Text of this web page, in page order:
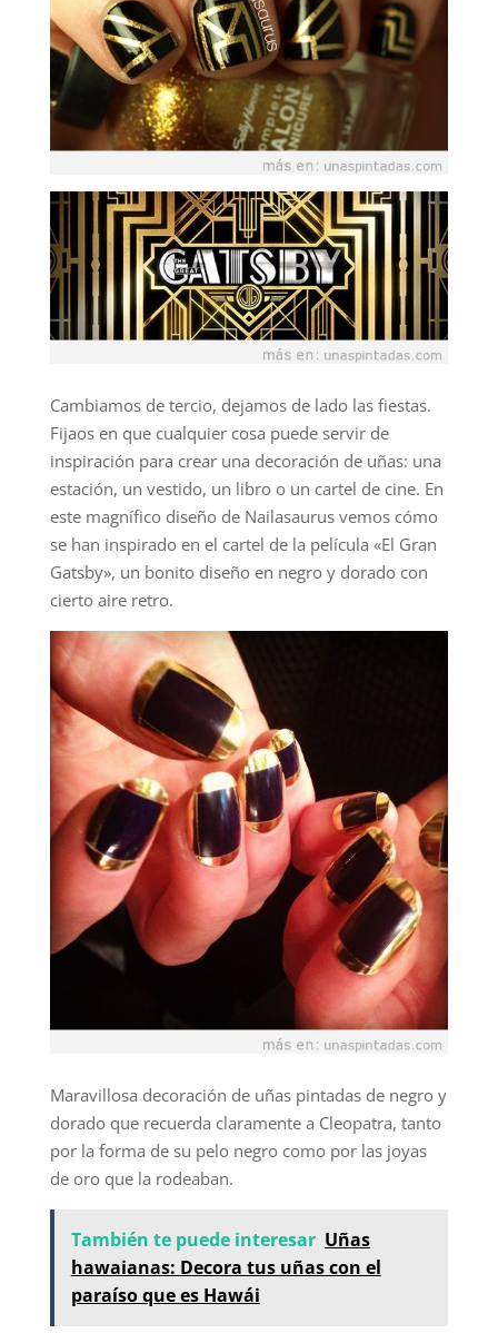
Cambiamos de tercio, dejamos de lado las fiestas.
Fijaos en que cualquier cosa puede servir de
inspiración para crear una decoración de uñas: una
estación, un vestido, un libro o un cartel de cine. En
este magnífico diseño de Nailasaurus vemos cómo
se han inspirado en el cartel de la película «El Gran
Gatsby», un bonito diseño en negro y dorado con
cierto aire retro.
Maravillosa decoración de uñas pintadas de negro y
dorado que recuerda claramente a Cleopatra, tanto
por la forma de su pelo negro como por las joyas
de oro que la rodeaban.
También te puede interesar Uñas
hawaianas: Decora tus uñas con el
paraíso que es Hawái